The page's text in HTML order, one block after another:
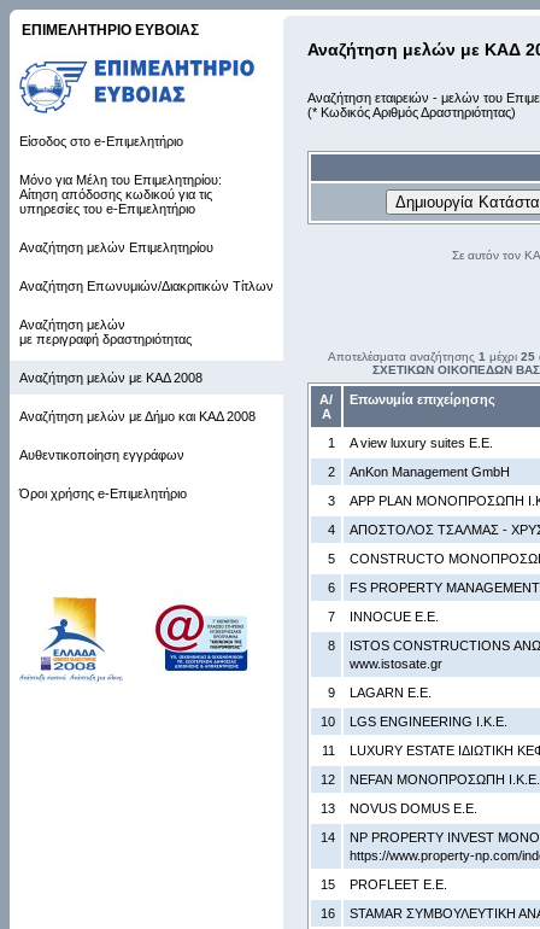
ΕΠΙΜΕΛΗΤΗΡΙΟ ΕΥΒΟΙΑΣ
Είσοδος στο e-Επιμελητήριο
Μόνο για Μέλη του Επιμελητηρίου:
Αίτηση απόδοσης κωδικού για τις
υπηρεσίες του e-Επιμελητήριο
Αναζήτηση μελών Επιμελητηρίου
Αναζήτηση Επωνυμιών/Διακριτικών Τίτλων
Αναζήτηση μελών
με περιγραφή δραστηριότητας
Αναζήτηση μελών με ΚΑΔ 2008
Αναζήτηση μελών με Δήμο και ΚΑΔ 2008
Αυθεντικοποίηση εγγράφων
Όροι χρήσης e-Επιμελητήριο
Αναζήτηση μελών με ΚΑΔ
Αναζήτηση εταιρειών - μελών του
(* Κωδικός Αριθμός Δραστηριότητας)
Σε αυτόν τον
Αποτελέσματα αναζήτησης 1 μέχρι 25
ΣΧΕΤΙΚΩΝ ΟΙΚΟΠΕΔΩΝ
Α/
Α
Επωνυμία επιχείρησης
1
A view luxury suites Ε.Ε.
2
AnKon Management GmbH
3
APP PLAN ΜΟΝΟΠΡΟΣΩΠΗ
4
AΠΟΣΤΟΛΟΣ ΤΣΑΛΜΑΣ -
5
CONSTRUCTO
6
FS PROPERTY
7
INNOCUE Ε.Ε.
8
ISTOS CONSTRUCTIONS
www.istosate.gr
9
LAGARN Ε.Ε.
10
LGS ENGINEERING Ι.Κ.Ε.
11
LUXURY ESTATE ΙΔΙΩΤΙΚΗ
12
NEFAN ΜΟΝΟΠΡΟΣΩΠΗ Ι.Κ.Ε.
13
NOVUS DOMUS Ε.Ε.
14
NP PROPERTY INVEST
https://www.property-np.com/
15
PROFLEET Ε.Ε.
16
STAMAR ΣΥΜΒΟΥΛΕΥΤΙΚΗ